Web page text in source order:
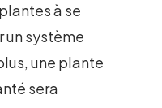
à se
un système
une plante
sera